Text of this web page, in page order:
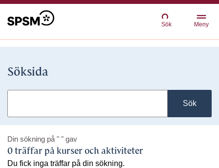
Sök Meny
Söksida
Sök
Din sökning på " " gav
0 träffar på kurser och aktiviteter
Du fick inga träffar på din sökning.